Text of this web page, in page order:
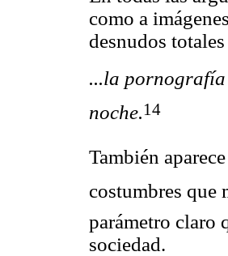
como a
desnudos
...la
noche.14
También
costumbres
parámetro claro
sociedad.